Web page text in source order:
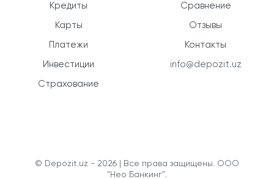
Кредиты
Карты
Платежи
Инвестиции
Страхование
Сравнение
Отзывы
Контакты
info@depozit.uz
© Depozit.uz - 2026 | Все права защищены. ООО
"Нео Банкинг".